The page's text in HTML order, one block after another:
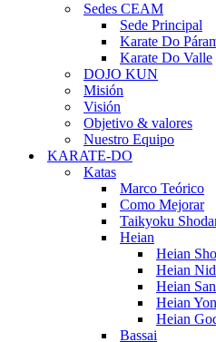
Sedes CEAM
Sede Principal
Karate Do
Karate Do Valle
DOJO KUN
Misión
Visión
Objetivo & valores
Nuestro Equipo
KARATE-DO
Katas
Marco Teórico
Como Mejorar
Taikyoku
Heian
Heian
Heian
Heian
Heian
Heian
Bassai